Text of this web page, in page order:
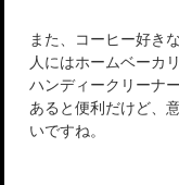
また、コーヒー好き
人にはホームベーカ
ハンディークリーナ
あると便利だけど、
いですね。